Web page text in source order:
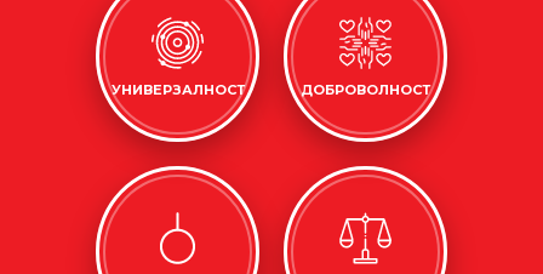
УНИВЕРЗАЛНОСТ ДОБРОВОЛНОСТ